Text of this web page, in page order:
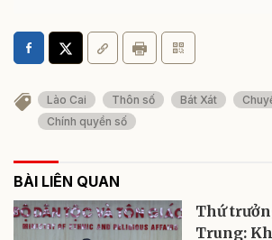
Lào Cai Thôn số Bát Xát
Chính quyền số
BÀI LIÊN QUAN
Thứ
Trung: